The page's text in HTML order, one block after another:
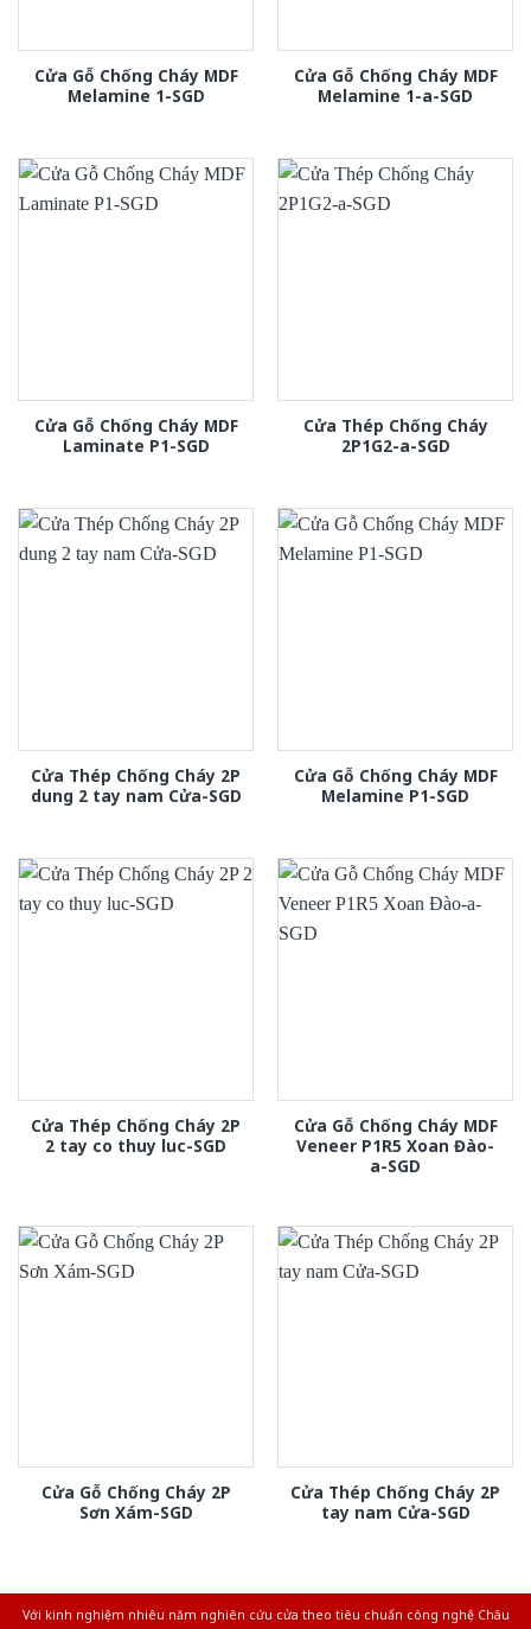
Cửa Gỗ Chống Cháy MDF
Melamine 1-SGD
Cửa Gỗ Chống Cháy MDF
Melamine 1-a-SGD
Cửa Gỗ Chống Cháy MDF
Laminate P1-SGD
Cửa Thép Chống Cháy
2P1G2-a-SGD
Cửa Thép Chống Cháy 2P
dung 2 tay nam Cửa-SGD
Cửa Gỗ Chống Cháy MDF
Melamine P1-SGD
Cửa Thép Chống Cháy 2P
2 tay co thuy luc-SGD
Cửa Gỗ Chống Cháy MDF
Veneer P1R5 Xoan Đào-
a-SGD
Cửa Gỗ Chống Cháy 2P
Sơn Xám-SGD
Cửa Thép Chống Cháy 2P
tay nam Cửa-SGD
Với kinh nghiệm nhiêu năm nghiên cứu cửa theo tiêu chuẩn công nghệ Châu